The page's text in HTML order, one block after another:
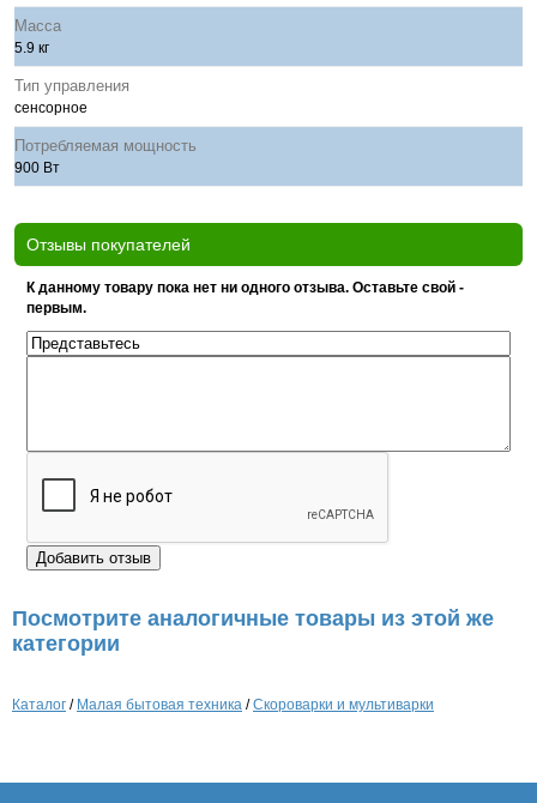
Масса
5.9 кг
Тип управления
сенсорное
Потребляемая мощность
900 Вт
Отзывы покупателей
К данному товару пока нет ни одного отзыва. Оставьте свой -
первым.
Посмотрите аналогичные товары из этой же
категории
Каталог / Малая бытовая техника /Скороварки и мультиварки